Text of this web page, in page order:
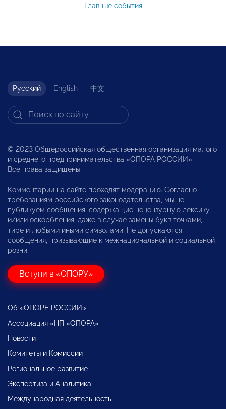
Главные события
Русский English 中文
© 2023 Общероссийская общественная организация малого
и среднего предпринимательства «ОПОРА РОССИИ».
Все права защищены.
Комментарии на сайте проходят модерацию. Согласно
требованиям российского законодательства, мы не
публикуем сообщения, содержащие нецензурную лексику
и/или оскорбления, даже в случае замены букв точками,
тире и любыми иными символами. Не допускаются
сообщения, призывающие к межнациональной и социальной
розни.
Вступи в «ОПОРУ»
Об «ОПОРЕ РОССИИ»
Ассоциация «НП «ОПОРА»
Новости
Комитеты и Комиссии
Региональное развитие
Экспертиза и Аналитика
Международная деятельность